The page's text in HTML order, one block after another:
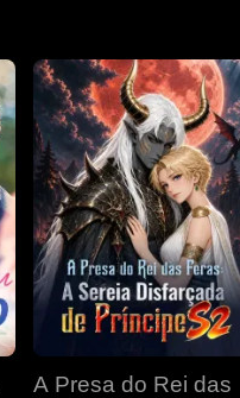
EP 34 EP 35 EP 36
EP 37 EP 38 EP 39
A Presa do Rei das